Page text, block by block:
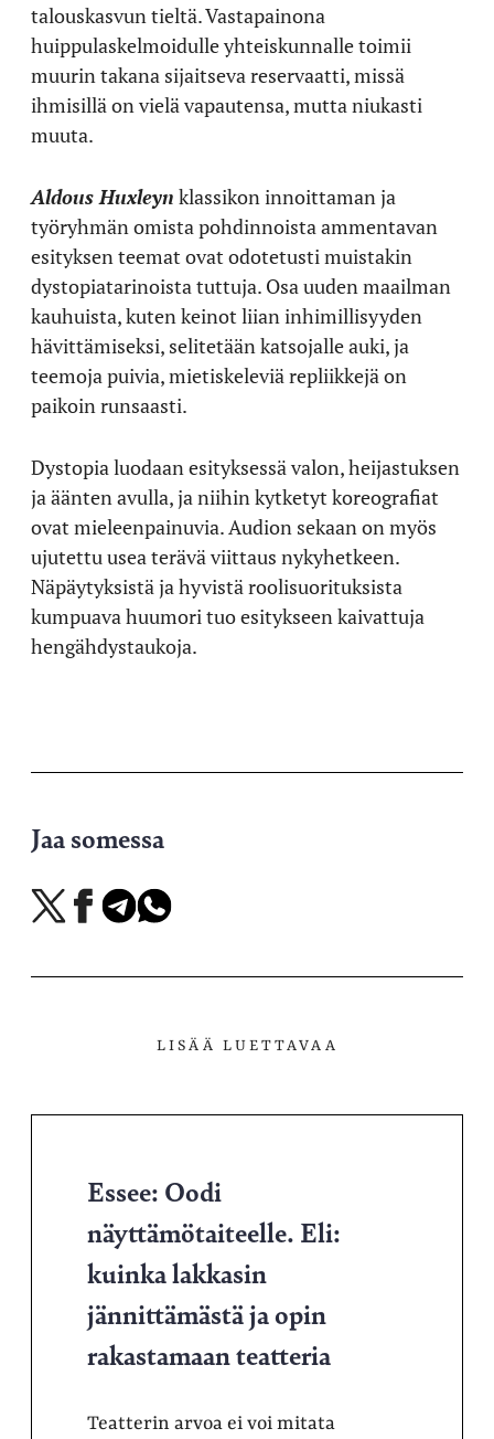
talouskasvun tieltä. Vastapainona
huippulaskelmoidulle yhteiskunnalle toimii
muurin takana sijaitseva reservaatti, missä
ihmisillä on vielä vapautensa, mutta niukasti
muuta.
Aldous Huxleyn klassikon innoittaman ja
työryhmän omista pohdinnoista ammentavan
esityksen teemat ovat odotetusti muistakin
dystopiatarinoista tuttuja. Osa uuden maailman
kauhuista, kuten keinot liian inhimillisyyden
hävittämiseksi, selitetään katsojalle auki, ja
teemoja puivia, mietiskeleviä repliikkejä on
paikoin runsaasti.
Dystopia luodaan esityksessä valon, heijastuksen
ja äänten avulla, ja niihin kytketyt koreografiat
ovat mieleenpainuvia. Audion sekaan on myös
ujutettu usea terävä viittaus nykyhetkeen.
Näpäytyksistä ja hyvistä roolisuorituksista
kumpuava huumori tuo esitykseen kaivattuja
hengähdystaukoja.
Jaa somessa
Jaa
X-
Jaa
Facebookissa
Jaa
Telegramissa
Jaa
WhatsAppissa
LISÄÄ LUETTAVAA
Essee: Oodi
näyttämötaiteelle. Eli:
kuinka lakkasin
jännittämästä ja opin
rakastamaan teatteria
Teatterin arvoa ei voi mitata